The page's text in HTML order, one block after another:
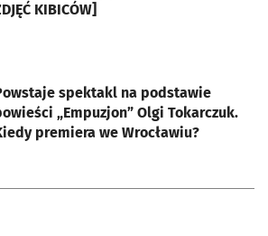
KIBICÓW]
spektakl na podstawie
„Empuzjon” Olgi Tokarczuk.
premiera we Wrocławiu?
karcie